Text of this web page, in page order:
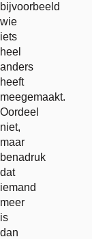
bijvoorbeeld
wie
iets
heel
anders
heeft
meegemaakt.
Oordeel
niet,
maar
benadruk
dat
iemand
meer
is
dan